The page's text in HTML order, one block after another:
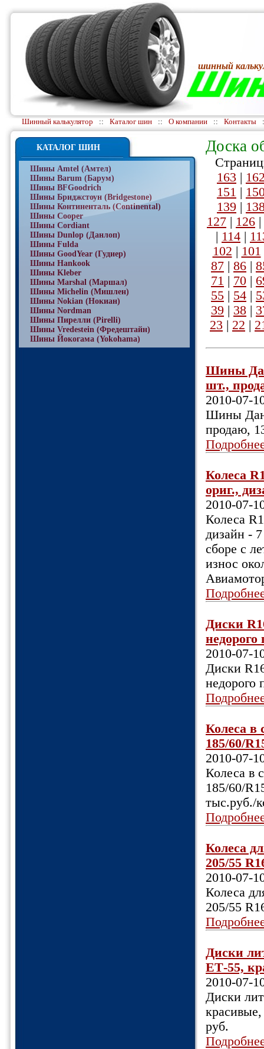
шинный
Шинный калькулятор :: Каталог шин :: О компании :: Контакты
КАТАЛОГ ШИН
Шины Amtel (Амтел)
Шины Barum (Барум)
Шины BFGoodrich
Шины Бриджстоун (Bridgestone)
Шины Континенталь (Continental)
Шины Cooper
Шины Cordiant
Шины Dunlop (Данлоп)
Шины Fulda
Шины GoodYear (Гудиер)
Шины Hankook
Шины Kleber
Шины Marshal (Маршал)
Шины Michelin (Мишлен)
Шины Nokian (Нокиан)
Шины Nordman
Шины Пирелли (Pirelli)
Шины Vredestein (Фредештайн)
Шины Йокогама (Yokohama)
Доска
163 |
151 |
139 |
127 | 126 |
| 114 |
102 | 101
87 | 86 |
71 | 70 |
55 | 54 |
39 | 38 |
23 | 22 |
Шины
шт.,
2010-07-
Шины
продаю,
Колеса
ориг.,
2010-07-
Колеса
дизайн -
сборе с
износ
Диски
2010-07-
Диски
недорого
Колеса
185/60/
2010-07-
Колеса в
185/60/
тыс.руб./
Колеса
205/55
2010-07-
Колеса
205/55
Диски
ЕТ-55,
2010-07-
Диски
руб.